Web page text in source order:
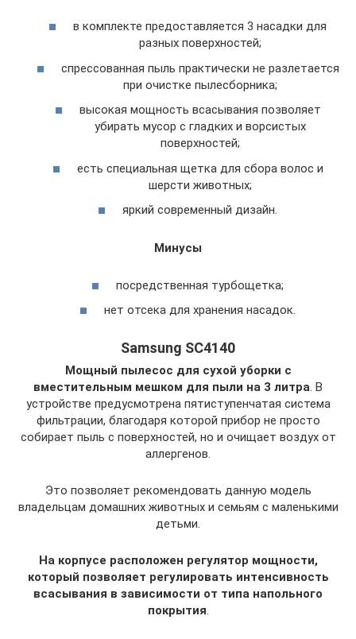
в комплекте предоставляется 3 насадки для
разных поверхностей;
спрессованная пыль практически не разлетается
при очистке пылесборника;
высокая мощность всасывания позволяет
убирать мусор с гладких и ворсистых
поверхностей;
есть специальная щетка для сбора волос и
шерсти животных;
яркий современный дизайн.
Минусы
посредственная турбощетка;
нет отсека для хранения насадок.
Samsung SC4140
Мощный пылесос для сухой уборки с
вместительным мешком для пыли на 3 литра. В
устройстве предусмотрена пятиступенчатая система
фильтрации, благодаря которой прибор не просто
собирает пыль с поверхностей, но и очищает воздух от
аллергенов.
Это позволяет рекомендовать данную модель
владельцам домашних животных и семьям с маленькими
детьми.
На корпусе расположен регулятор мощности,
который позволяет регулировать интенсивность
всасывания в зависимости от типа напольного
покрытия.